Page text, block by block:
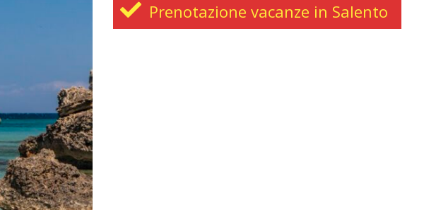
Prenotazione vacanze in Salento